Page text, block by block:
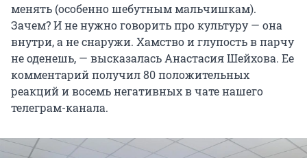
менять (особенно шебутным мальчишкам).
Зачем? И не нужно говорить про культуру — она
внутри, а не снаружи. Хамство и глупость в парчу
не оденешь, — высказалась Анастасия Шейхова. Ее
комментарий получил 80 положительных
реакций и восемь негативных в чате нашего
телеграм-канала.